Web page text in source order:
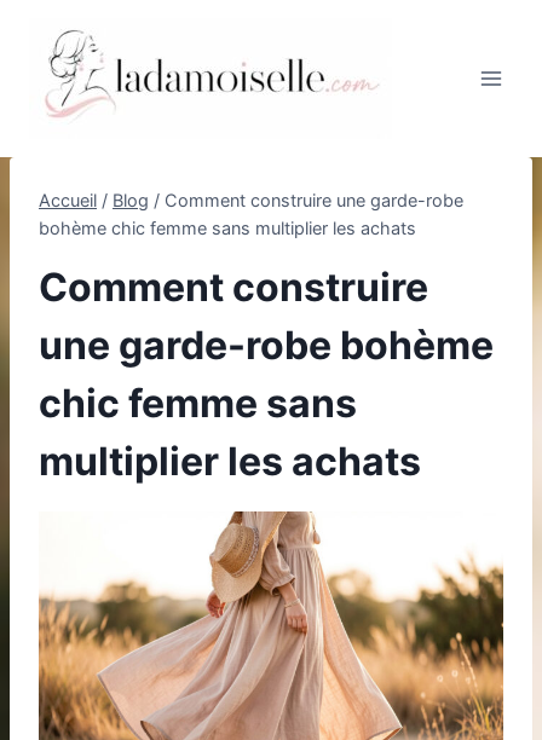
contenu
Accueil / Blog / Comment construire une garde-robe
bohème chic femme sans multiplier les achats
Comment construire
une garde-robe bohème
chic femme sans
multiplier les achats